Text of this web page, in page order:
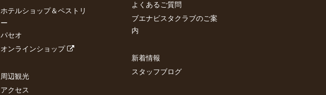
ホテルショップ＆ペストリ
ー
パセオ
オンラインショップ
周辺観光
アクセス
よくあるご質問
ブエナビスタクラブのご案
内
新着情報
スタッフブログ